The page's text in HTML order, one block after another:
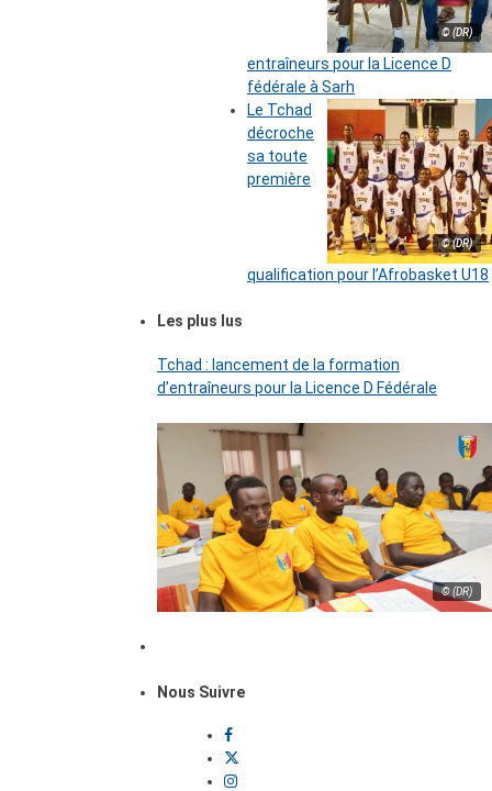
© (DR)
entraîneurs pour la Licence D
fédérale à Sarh
© (DR)
Le Tchad
décroche
sa toute
première
qualification pour l’Afrobasket U18
Les plus lus
Tchad : lancement de la formation
d’entraîneurs pour la Licence D Fédérale
© (DR)
Nous Suivre